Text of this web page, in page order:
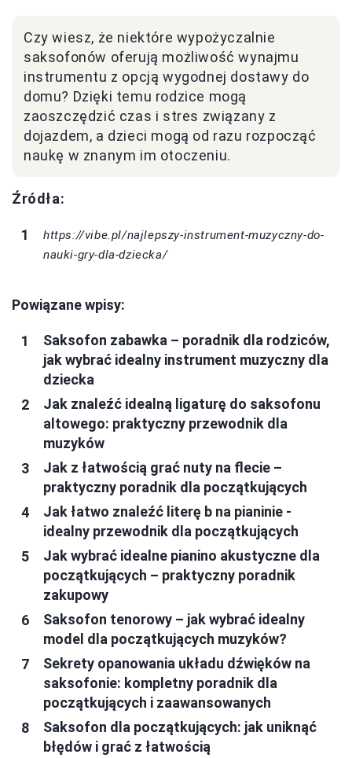
Czy wiesz, że niektóre wypożyczalnie
saksofonów oferują możliwość wynajmu
instrumentu z opcją wygodnej dostawy do
domu? Dzięki temu rodzice mogą
zaoszczędzić czas i stres związany z
dojazdem, a dzieci mogą od razu rozpocząć
naukę w znanym im otoczeniu.
Źródła:
https://vibe.pl/najlepszy-instrument-muzyczny-do-
nauki-gry-dla-dziecka/
Powiązane wpisy:
Saksofon zabawka – poradnik dla rodziców,
jak wybrać idealny instrument muzyczny dla
dziecka
Jak znaleźć idealną ligaturę do saksofonu
altowego: praktyczny przewodnik dla
muzyków
Jak z łatwością grać nuty na flecie –
praktyczny poradnik dla początkujących
Jak łatwo znaleźć literę b na pianinie -
idealny przewodnik dla początkujących
Jak wybrać idealne pianino akustyczne dla
początkujących – praktyczny poradnik
zakupowy
Saksofon tenorowy – jak wybrać idealny
model dla początkujących muzyków?
Sekrety opanowania układu dźwięków na
saksofonie: kompletny poradnik dla
początkujących i zaawansowanych
Saksofon dla początkujących: jak uniknąć
błędów i grać z łatwością